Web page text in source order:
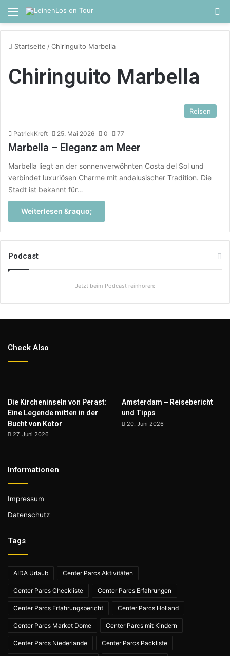
Menü
Startseite /Chiringuito Marbella
Chiringuito Marbella
Reisen
PatrickKreft 25. Mai 2026 0 77
Marbella – Eleganz am Meer
Marbella liegt an der sonnenverwöhnten Costa del Sol und
verbindet luxuriösen Charme mit andalusischer Tradition. Die
Stadt ist bekannt für…
Weiterlesen &raquo;
Podcast
Jetzt beim Podcast reinhören:
Check Also
Die Kircheninseln von Perast:
Eine Legende mitten in der
Bucht von Kotor
27. Juni 2026
Amsterdam – Reisebericht
und Tipps
20. Juni 2026
Informationen
Impressum
Datenschutz
Tags
AIDA Urlaub Center Parcs Aktivitäten
Center Parcs Checkliste Center Parcs Erfahrungen
Center Parcs Erfahrungsbericht Center Parcs Holland
Center Parcs Market Dome Center Parcs mit Kindern
Center Parcs Niederlande Center Parcs Packliste